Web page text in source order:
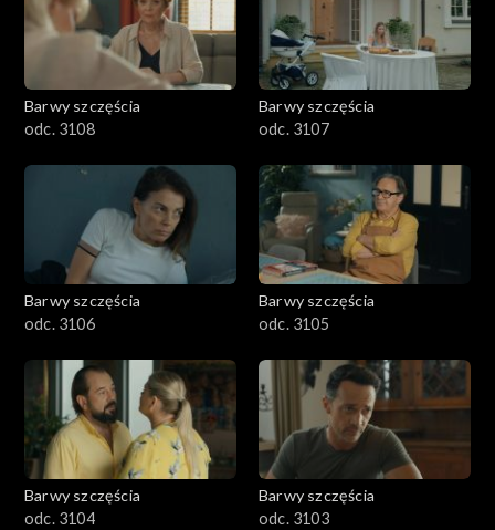
Barwy szczęścia
odc. 3108
Barwy szczęścia
odc. 3107
Barwy szczęścia
odc. 3106
Barwy szczęścia
odc. 3105
Barwy szczęścia
odc. 3104
Barwy szczęścia
odc. 3103